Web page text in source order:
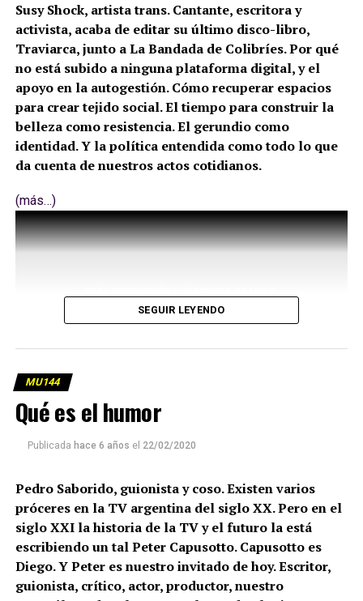
Susy Shock, artista trans. Cantante, escritora y
activista, acaba de editar su último disco-libro,
Traviarca, junto a La Bandada de Colibríes. Por qué
no está subido a ninguna plataforma digital, y el
apoyo en la autogestión. Cómo recuperar espacios
para crear tejido social. El tiempo para construir la
belleza como resistencia. El gerundio como
identidad. Y la política entendida como todo lo que
da cuenta de nuestros actos cotidianos.
(más…)
SEGUIR LEYENDO
MU144
Qué es el humor
Publicada hace 6 años el 22/02/2020
Pedro Saborido, guionista y coso. Existen varios
próceres en la TV argentina del siglo XX. Pero en el
siglo XXI la historia de la TV y el futuro la está
escribiendo un tal Peter Capusotto. Capusotto es
Diego. Y Peter es nuestro invitado de hoy. Escritor,
guionista, crítico, actor, productor, nuestro